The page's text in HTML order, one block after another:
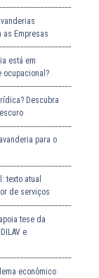
as Empresas
está em
ocupacional?
Descubra
para o
texto atual
de serviços
tese da
e
econômico